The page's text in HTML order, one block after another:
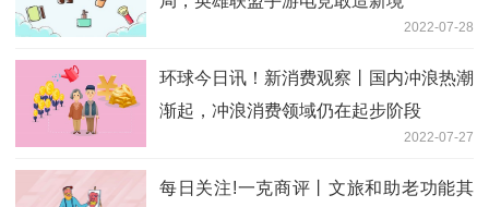
2022-07-28
环球今日讯！新消费观察丨国内冲浪热潮
渐起，冲浪消费领域仍在起步阶段
2022-07-27
每日关注!一克商评丨文旅和助老功能其